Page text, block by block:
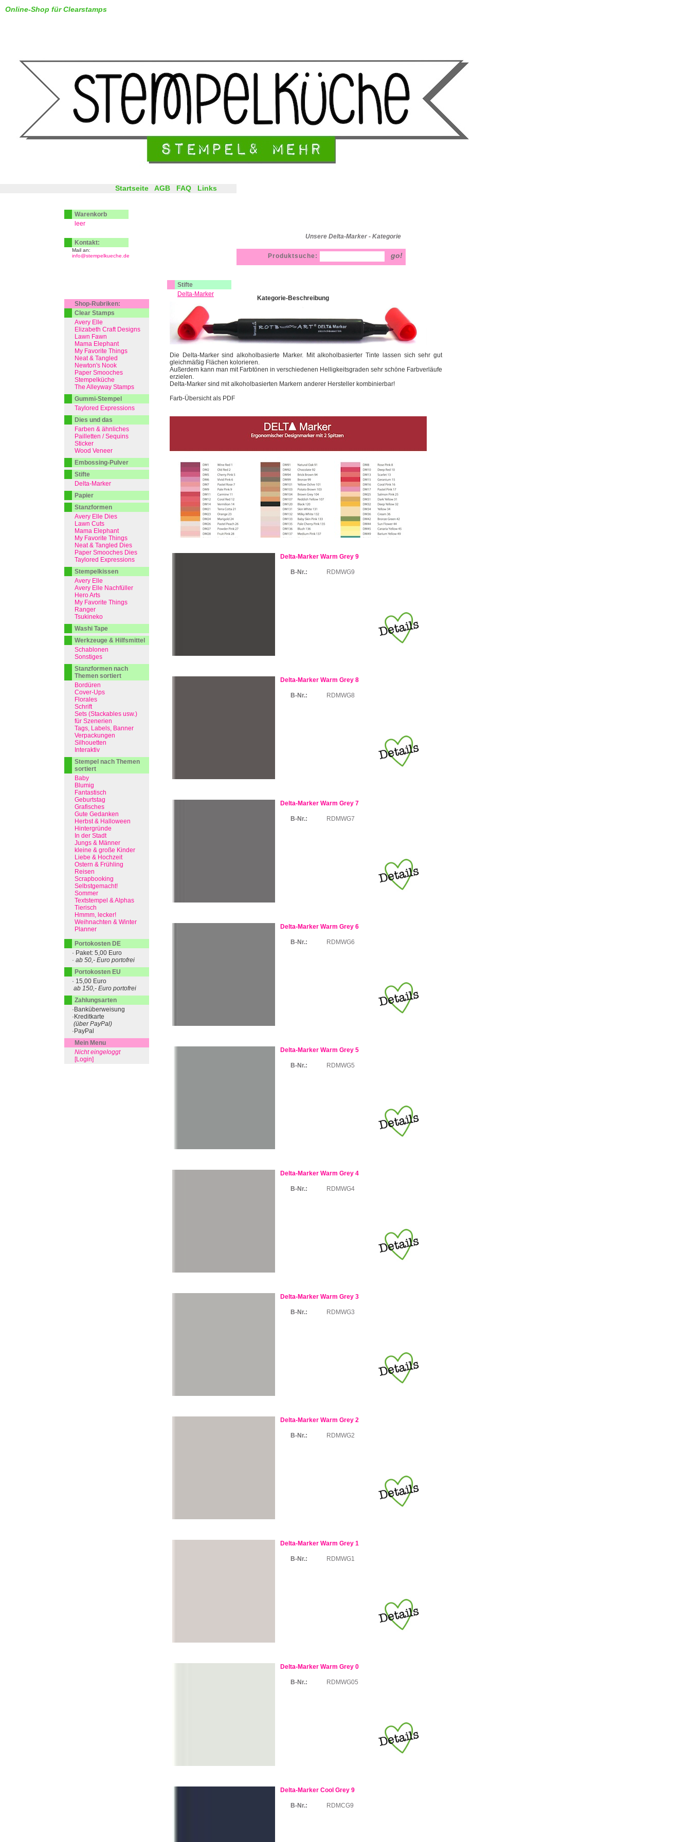
Unsere Delta-Marker - Kategorie
Online-Shop für Clearstamps
Stifte
Delta-Marker
Kategorie-Beschreibung
Die Delta-Marker sind alkoholbasierte Marker. Mit alkoholbasierter Tinte lassen sich sehr gut
gleichmäßig Flächen kolorieren.
Außerdem kann man mit Farbtönen in verschiedenen Helligkeitsgraden sehr schöne Farbverläufe
erzielen.
Delta-Marker sind mit alkoholbasierten Markern anderer Hersteller kombinierbar!
Farb-Übersicht als PDF
Delta-Marker Warm Grey 9
B-Nr.: RDMWG9
Delta-Marker Warm Grey 8
B-Nr.: RDMWG8
Delta-Marker Warm Grey 7
B-Nr.: RDMWG7
Delta-Marker Warm Grey 6
B-Nr.: RDMWG6
Delta-Marker Warm Grey 5
B-Nr.: RDMWG5
Delta-Marker Warm Grey 4
B-Nr.: RDMWG4
Delta-Marker Warm Grey 3
B-Nr.: RDMWG3
Delta-Marker Warm Grey 2
B-Nr.: RDMWG2
Delta-Marker Warm Grey 1
B-Nr.: RDMWG1
Delta-Marker Warm Grey 0
B-Nr.: RDMWG05
Delta-Marker Cool Grey 9
B-Nr.: RDMCG9
Startseite AGB FAQ Links
Produktsuche:
Warenkorb
leer
Kontakt:
Mail an:
info@stempelkueche.de
Shop-Rubriken:
Clear Stamps
Avery Elle
Elizabeth Craft Designs
Lawn Fawn
Mama Elephant
My Favorite Things
Neat & Tangled
Newton's Nook
Paper Smooches
Stempelküche
The Alleyway Stamps
Gummi-Stempel
Taylored Expressions
Dies und das
Farben & ähnliches
Pailletten / Sequins
Sticker
Wood Veneer
Embossing-Pulver
Stifte
Delta-Marker
Papier
Stanzformen
Avery Elle Dies
Lawn Cuts
Mama Elephant
My Favorite Things
Neat & Tangled Dies
Paper Smooches Dies
Taylored Expressions
Stempelkissen
Avery Elle
Avery Elle Nachfüller
Hero Arts
My Favorite Things
Ranger
Tsukineko
Washi Tape
Werkzeuge & Hilfsmittel
Schablonen
Sonstiges
Stanzformen nach
Themen sortiert
Bordüren
Cover-Ups
Florales
Schrift
Sets (Stackables usw.)
für Szenerien
Tags, Labels, Banner
Verpackungen
Silhouetten
Interaktiv
Stempel nach Themen
sortiert
Baby
Blumig
Fantastisch
Geburtstag
Grafisches
Gute Gedanken
Herbst & Halloween
Hintergründe
In der Stadt
Jungs & Männer
kleine & große Kinder
Liebe & Hochzeit
Ostern & Frühling
Reisen
Scrapbooking
Selbstgemacht!
Sommer
Textstempel & Alphas
Tierisch
Hmmm, lecker!
Weihnachten & Winter
Planner
Portokosten DE
· Paket: 5,00 Euro
· ab 50,- Euro portofrei
Portokosten EU
· 15,00 Euro
ab 150,- Euro portofrei
Zahlungsarten
·Banküberweisung
·Kreditkarte
(über PayPal)
·PayPal
Mein Menu
Nicht eingeloggt
[Login]